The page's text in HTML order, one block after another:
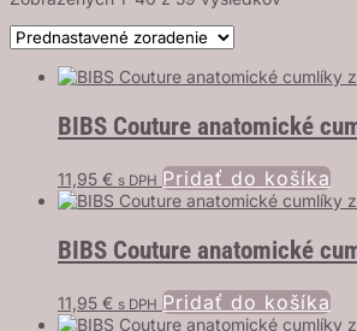
BIBS Couture anatomické
11,95 € s DPH Pridať do košíka
BIBS Couture anatomické
11,95 € s DPH Pridať do košíka